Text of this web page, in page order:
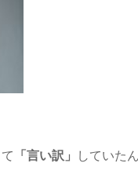
「言い訳」 していた